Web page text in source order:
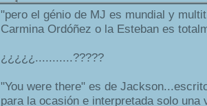
"pero el génio de MJ es mundial y
Carmina Ordóñez o la Esteban es
¿¿¿¿¿...........?????
"You were there" es de
para la ocasión e interpretada solo una